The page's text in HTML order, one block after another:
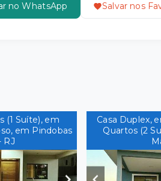
no WhatsApp Salvar nos
(1 Suíte), em
em Pindobas
RJ
Casa Duplex,
Quartos (2